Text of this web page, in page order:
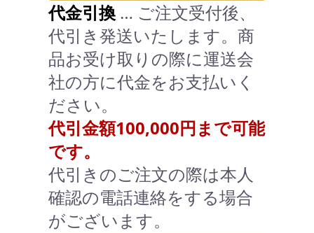
代金引換 … ご注文受付後、
代引き発送いたします。商
品お受け取りの際に運送会
社の方に代金をお支払いく
ださい。
代引金額100,000円まで可能
です。
代引きのご注文の際は本人
確認の電話連絡をする場合
がございます。